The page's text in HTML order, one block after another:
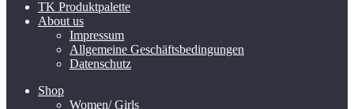
TK Produktpalette
About us
Impressum
Allgemeine Geschäftsbedingungen
Datenschutz
Shop
Women/ Girls